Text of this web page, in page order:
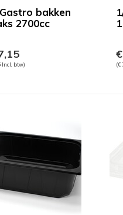
bakken
2700cc
Incl. btw) (€